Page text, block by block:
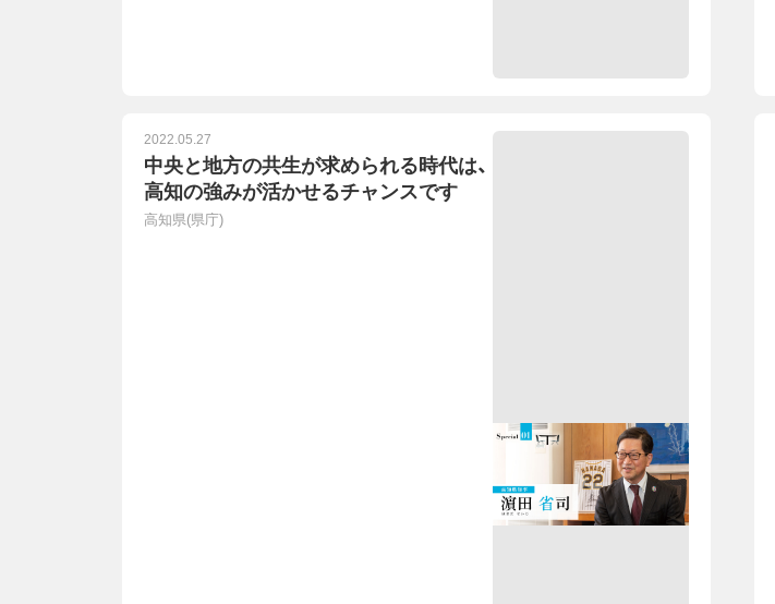
2022.05.27
中央と地方の共生が求められる時代は、
高知の強みが活かせるチャンスです
高知県(県庁)